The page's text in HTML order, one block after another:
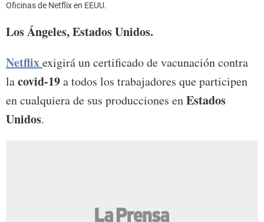
Oficinas de Netflix en EEUU.
Los Ángeles, Estados Unidos.
Netflixexigirá un certificado de vacunación contra
lacovid-19a todos los trabajadores que participen
en cualquiera de sus producciones enEstados
Unidos.